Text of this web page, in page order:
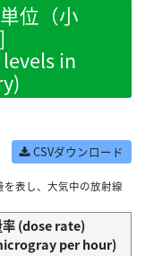
位（小
in
CSVダウンロード
表し、大気中の放射線
率 (dose rate)
per hour)